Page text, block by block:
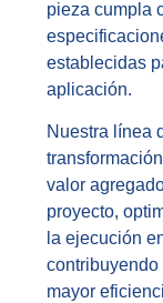
pieza cumpla
establecidas
aplicación.
Nuestra línea
valor
proyecto,
la ejecución
contribuyendo
mayor